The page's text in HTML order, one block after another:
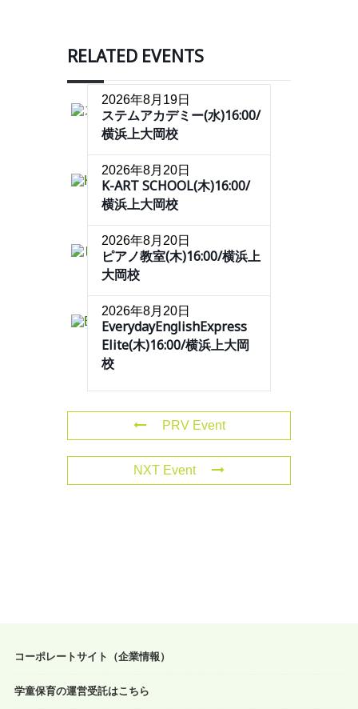
RELATED EVENTS
2026年8月19日
ステムアカデミー(水)16:00/
横浜上大岡校
2026年8月20日
K-ART SCHOOL(木)16:00/
横浜上大岡校
2026年8月20日
ピアノ教室(木)16:00/横浜上
大岡校
2026年8月20日
EverydayEnglishExpress
Elite(木)16:00/横浜上大岡
校
PRV Event
NXT Event
コーポレートサイト（企業情報）
学童保育の運営受託はこちら